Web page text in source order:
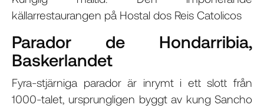
källarrestaurangen på Hostal dos Reis Catolicos
Parador de Hondarribia,
Baskerlandet
Fyra-stjärniga parador är inrymt i ett slott från
1000-talet, ursprungligen byggt av kung Sancho